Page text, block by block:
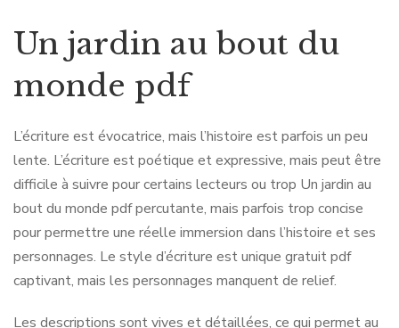
Un jardin au bout du
monde pdf
L’écriture est évocatrice, mais l’histoire est parfois un peu
lente. L’écriture est poétique et expressive, mais peut être
difficile à suivre pour certains lecteurs ou trop Un jardin au
bout du monde pdf percutante, mais parfois trop concise
pour permettre une réelle immersion dans l’histoire et ses
personnages. Le style d’écriture est unique gratuit pdf
captivant, mais les personnages manquent de relief.
Les descriptions sont vives et détaillées, ce qui permet au